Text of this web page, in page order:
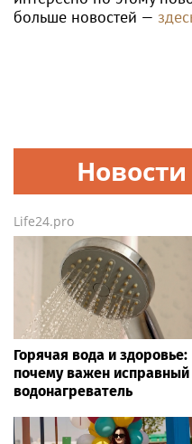
больше новостей —
Life24.pro
Горячая вода и здоровье:
почему важен исправный
водонагреватель